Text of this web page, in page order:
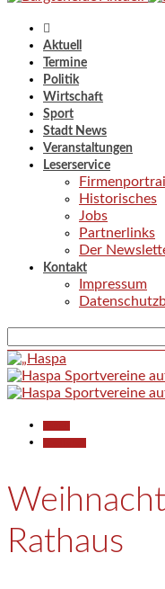
Aktuell
Termine
Politik
Wirtschaft
Sport
Stadt News
Veranstaltungen
Leserservice
Historisches
Jobs
Partnerlinks
Der
Kontakt
Impressum
Rathaus